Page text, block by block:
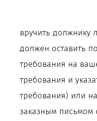
вручить должнику
должен оставить
требования на
требования и
требования) или
заказным письмом